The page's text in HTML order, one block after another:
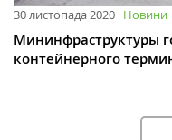
30 листопада 2020 Новини
Мининфраструктуры
контейнерного